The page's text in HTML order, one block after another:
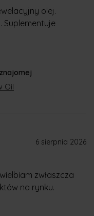
olej.
Suplementuje
Oil
6 sierpnia 2026
zwłaszcza
na rynku.